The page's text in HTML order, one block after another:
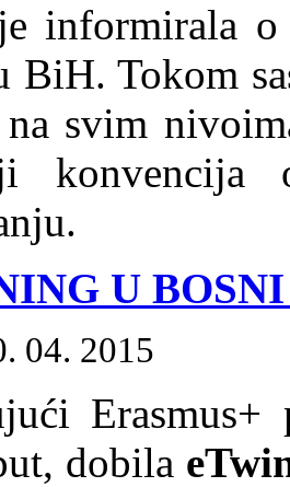
informirala o
BiH. Tokom
na svim
konvencija
U
04. 2015
Erasmus+
dobila